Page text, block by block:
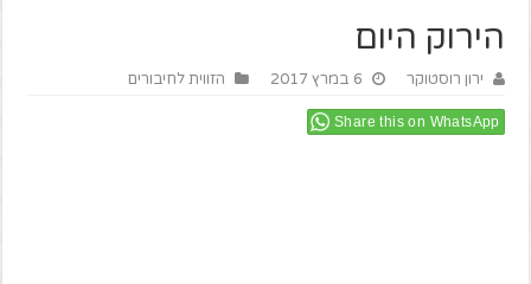
הירוק היום
ירון רוסטוקר 6 במרץ 2017 הזווית לחיבורים
Share this on WhatsApp